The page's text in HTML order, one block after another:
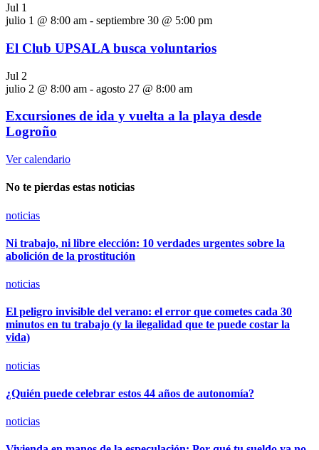
Jul 1
julio 1 @ 8:00 am - septiembre 30 @ 5:00 pm
El Club UPSALA busca voluntarios
Jul 2
julio 2 @ 8:00 am - agosto 27 @ 8:00 am
Excursiones de ida y vuelta a la playa desde
Logroño
Ver calendario
No te pierdas estas noticias
noticias
Ni trabajo, ni libre elección: 10 verdades urgentes sobre la
abolición de la prostitución
noticias
El peligro invisible del verano: el error que cometes cada 30
minutos en tu trabajo (y la ilegalidad que te puede costar la
vida)
noticias
¿Quién puede celebrar estos 44 años de autonomía?
noticias